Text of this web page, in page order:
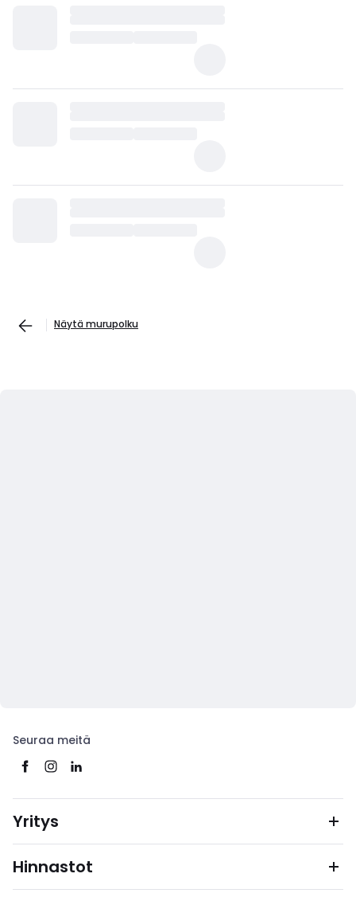
Näytä murupolku
Seuraa meitä
Yritys
Hinnastot